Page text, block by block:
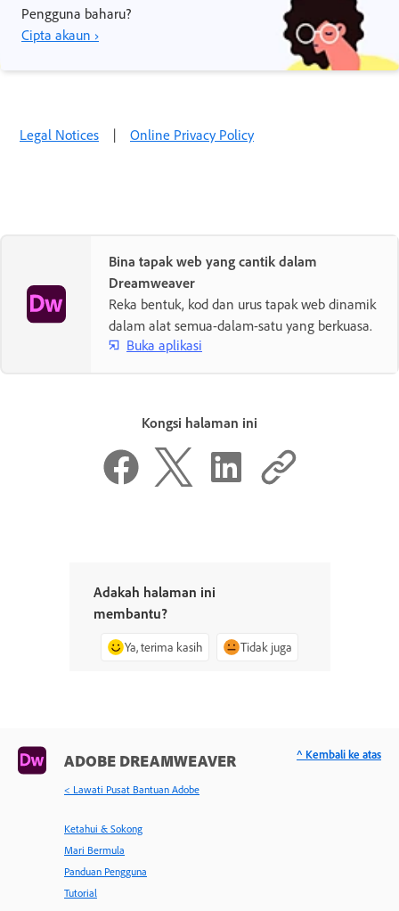
Pengguna baharu?
Cipta akaun ›
Legal Notices | Online Privacy Policy
Bina tapak web yang cantik dalam
Dreamweaver
Reka bentuk, kod dan urus tapak web dinamik
dalam alat semua-dalam-satu yang berkuasa.
Buka aplikasi
Kongsi halaman ini
Adakah halaman ini
membantu?
Ya, terima kasih Tidak juga
ADOBE DREAMWEAVER
< Lawati Pusat Bantuan Adobe
Ketahui & Sokong
Mari Bermula
Panduan Pengguna
Tutorial
^ Kembali ke atas